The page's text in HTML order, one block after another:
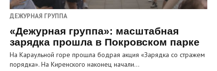
ДЕЖУРНАЯ ГРУППА
«Дежурная группа»: масштабная
зарядка прошла в Покровском парке
На Караульной горе прошла бодрая акция «Зарядка со стражем
порядка». На Киренского наконец начали…